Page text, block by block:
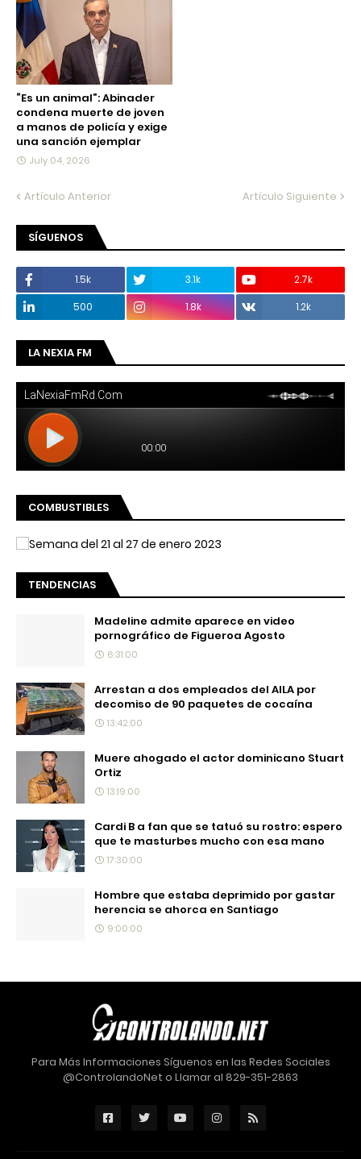
“Es un animal”: Abinader
condena muerte de joven
a manos de policía y exige
una sanción ejemplar
July 04, 2026
Artículo Anterior Artículo Siguiente
SÍGUENOS
1.5k 3.1k
2.7k
500
1.8k 1.2k
LA NEXIA FM
COMBUSTIBLES
TENDENCIAS
Madeline admite aparece en video
pornográfico de Figueroa Agosto
6:31:00
Arrestan a dos empleados del AILA por
decomiso de 90 paquetes de cocaína
13:42:00
Muere ahogado el actor dominicano Stuart
Ortiz
13:19:00
Cardi B a fan que se tatuó su rostro: espero
que te masturbes mucho con esa mano
17:30:00
Hombre que estaba deprimido por gastar
herencia se ahorca en Santiago
9:00:00
Para Más Informaciones Síguenos en las Redes Sociales
@ControlandoNet o Llamar al 829-351-2863